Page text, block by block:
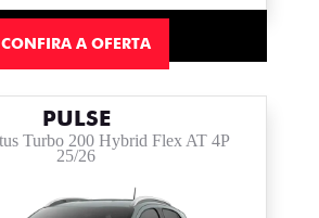
CONFIRA A OFERTA
PULSE
Turbo 200 Hybrid Flex AT 4P
25/26